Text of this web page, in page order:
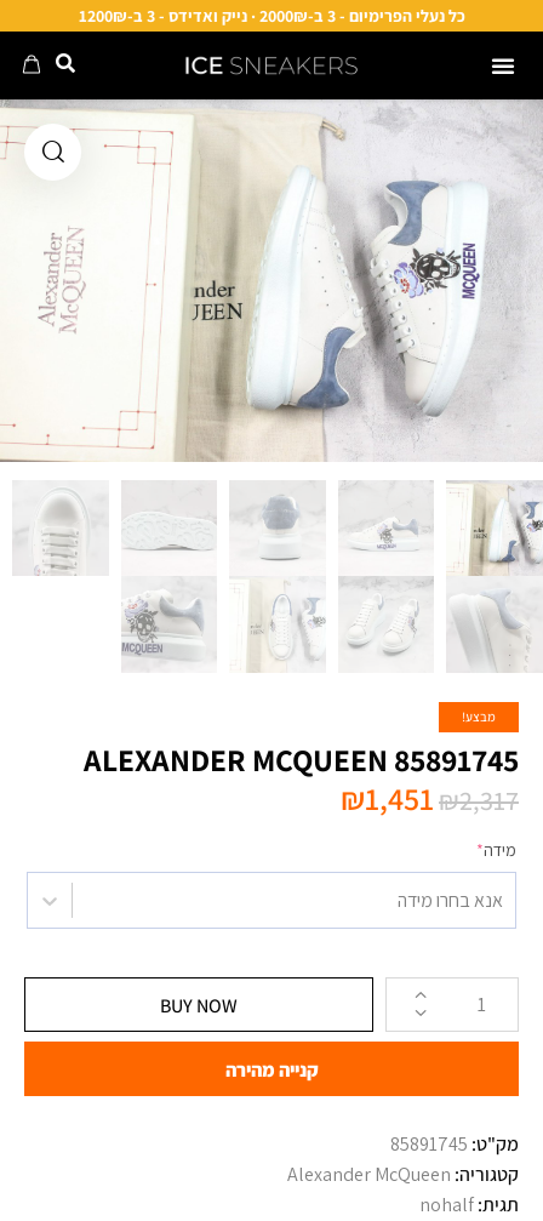
כל נעלי הפרימיום - 3 ב-2000₪ · נייק ואדידס - 3 ב-1200₪
מבצע!
ALEXANDER MCQUEEN 85891745
₪2,317
₪1,451
מידה*
אנא בחרו מידה
BUY NOW
קנייה מהירה
מק"ט: 85891745
קטגוריה: Alexander McQueen
תגית:nohalf